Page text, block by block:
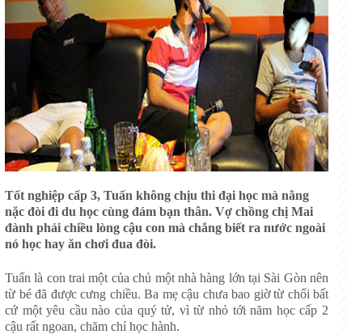
Tốt nghiệp cấp 3, Tuấn không chịu thi đại học mà nằng
nặc đòi đi du học cùng đám bạn thân. Vợ chồng chị Mai
đành phải chiều lòng cậu con mà chẳng biết ra nước ngoài
nó học hay ăn chơi đua đòi.
Tuấn là con trai một của chủ một nhà hàng lớn tại Sài Gòn nên
từ bé đã được cưng chiều. Ba mẹ cậu chưa bao giờ từ chối bất
cứ một yêu cầu nào của quý tử, vì từ nhỏ tới năm học cấp 2
cậu rất ngoan, chăm chỉ học hành.